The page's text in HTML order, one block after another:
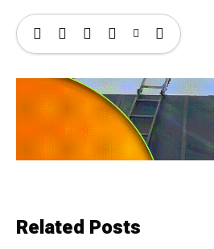
Related Posts